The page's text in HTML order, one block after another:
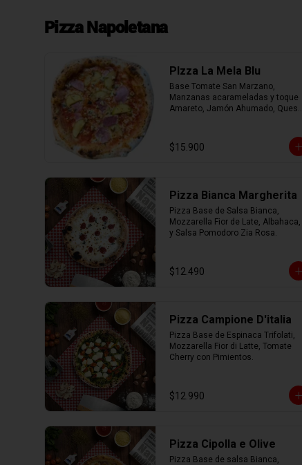
Pizza Napoletana
PIzza La Mela Blu
Base Tomate San Marzano,
Manzanas acarameladas y toque
Amareto, Jamón Ahumado, Queso
$15.900
Pizza Bianca Margherita
Pizza Base de Salsa Bianca,
Mozzarella Fior de Late, Albahaca,
y Salsa Pomodoro Zia Rosa.
$12.490
Pizza Campione D'italia
Pizza Base de Espinaca Trifolati,
Mozzarella Fior di Latte, Tomate
Cherry con Pimientos.
$12.990
Pizza Cipolla e Olive
Pizza Base de salsa Bianca,